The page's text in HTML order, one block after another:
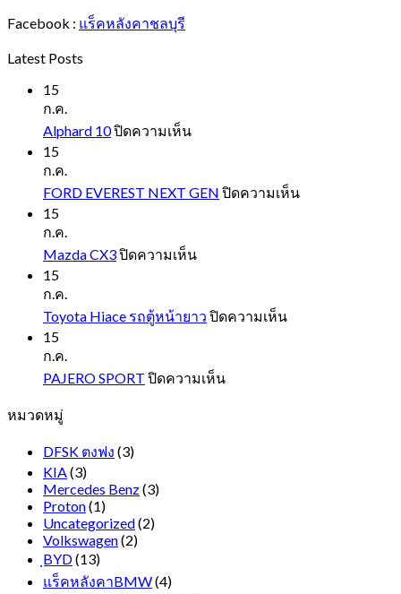
Facebook : แร็คหลังคาชลบุรี
Latest Posts
15
ก.ค.
Alphard 10ปิดความเห็นบน
15
ก.ค.
FORD EVEREST NEXT GEN ปิดความเห็นบน
15
ก.ค.
Mazda CX3ปิดความเห็นบน
15
ก.ค.
Toyota Hiace รถตู้หน้ายาว ปิดความเห็นบน
15
ก.ค.
PAJERO SPORT ปิดความเห็นบน
หมวดหมู่
DFSK ตงฟง (3)
KIA(3)
Mercedes Benz(3)
Proton(1)
Uncategorized(2)
Volkswagen(2)
ฺBYD(13)
แร็คหลังคาBMW(4)